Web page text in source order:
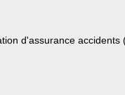
d'assurance accidents